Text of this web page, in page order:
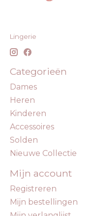
Lingerie
Categorieën
Dames
Heren
Kinderen
Accessoires
Solden
Nieuwe Collectie
Mijn account
Registreren
Mijn bestellingen